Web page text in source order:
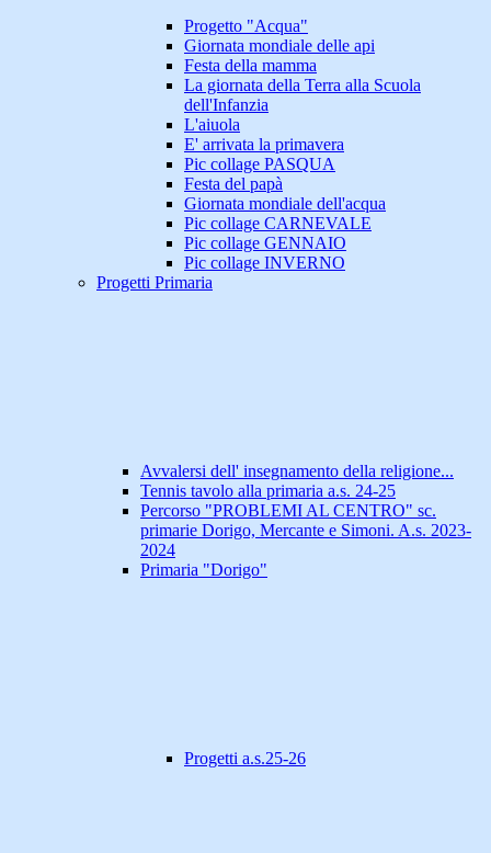
Progetto "Acqua"
Giornata mondiale delle api
Festa della mamma
La giornata della Terra alla Scuola
dell'Infanzia
L'aiuola
E' arrivata la primavera
Pic collage PASQUA
Festa del papà
Giornata mondiale dell'acqua
Pic collage CARNEVALE
Pic collage GENNAIO
Pic collage INVERNO
Progetti Primaria
Avvalersi dell' insegnamento della religione...
Tennis tavolo alla primaria a.s. 24-25
Percorso "PROBLEMI AL CENTRO" sc.
primarie Dorigo, Mercante e Simoni. A.s. 2023-
2024
Primaria "Dorigo"
Progetti a.s.25-26